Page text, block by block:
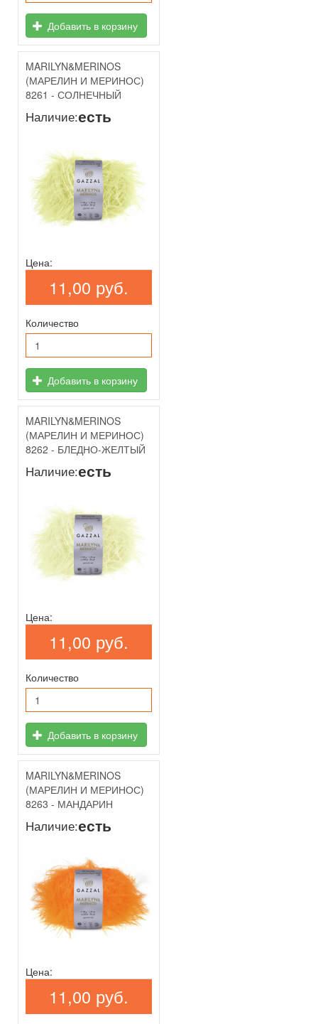
Добавить в корзину
MARILYN&MERINOS
(МАРЕЛИН И МЕРИНОС)
8261 - СОЛНЕЧНЫЙ
Наличие:есть
Цена:
11,00 руб.
Количество
Добавить в корзину
MARILYN&MERINOS
(МАРЕЛИН И МЕРИНОС)
8262 - БЛЕДНО-ЖЕЛТЫЙ
Наличие:есть
Цена:
11,00 руб.
Количество
Добавить в корзину
MARILYN&MERINOS
(МАРЕЛИН И МЕРИНОС)
8263 - МАНДАРИН
Наличие:есть
Цена:
11,00 руб.